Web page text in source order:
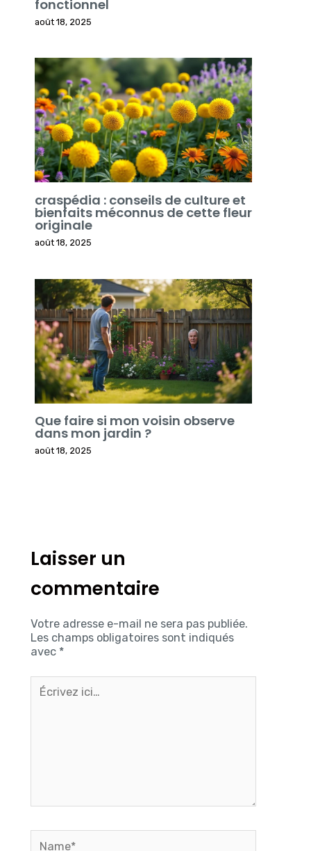
fonctionnel
août 18, 2025
craspédia : conseils de culture et
bienfaits méconnus de cette fleur
originale
août 18, 2025
Que faire si mon voisin observe
dans mon jardin ?
août 18, 2025
Laisser un
commentaire
Votre adresse e-mail ne sera pas publiée.
Les champs obligatoires sont indiqués
avec *
Écrivez
ici…